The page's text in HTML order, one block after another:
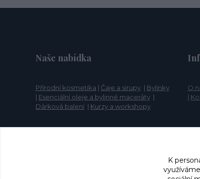
Naše nabídka
Přírodní kosmetika | Čaje a sirupy | Bylinky
| Esenciální oleje a bylinné maceráty |
Dárková balení | Kurzy a workshopy
O
|
K